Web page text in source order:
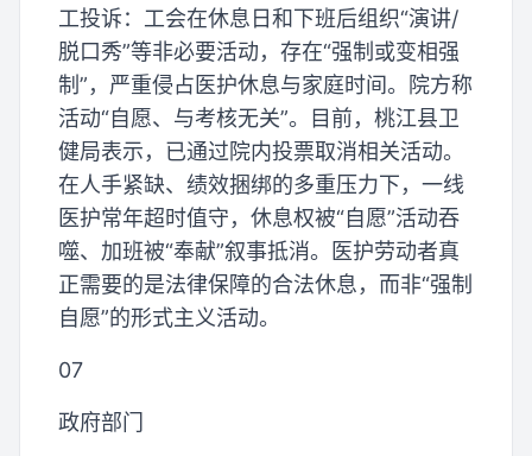
工投诉：工会在休息日和下班后组织“演讲/
脱口秀”等非必要活动，存在“强制或变相强
制”，严重侵占医护休息与家庭时间。院方称
活动“自愿、与考核无关”。目前，桃江县卫
健局表示，已通过院内投票取消相关活动。
在人手紧缺、绩效捆绑的多重压力下，一线
医护常年超时值守，休息权被“自愿”活动吞
噬、加班被“奉献”叙事抵消。医护劳动者真
正需要的是法律保障的合法休息，而非“强制
自愿”的形式主义活动。
07
政府部门